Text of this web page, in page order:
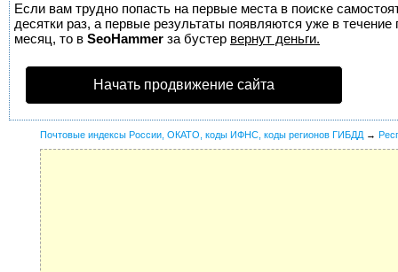
Если вам трудно попасть на первые места в поиске
десятки раз, а первые результаты появляются уже в
месяц, то в SeoHammer за бустер вернут деньги.
Начать продвижение сайта
Почтовые индексы России, ОКАТО, коды ИФНС, коды регионов ГИБДД →